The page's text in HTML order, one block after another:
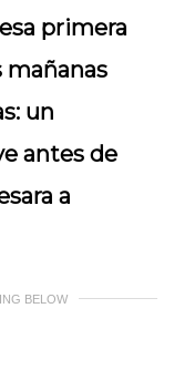
primera
mañanas
un
antes de
a
BELOW